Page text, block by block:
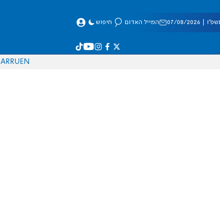
08/2026 המייל האדום חיפוש
EN
RU
AR